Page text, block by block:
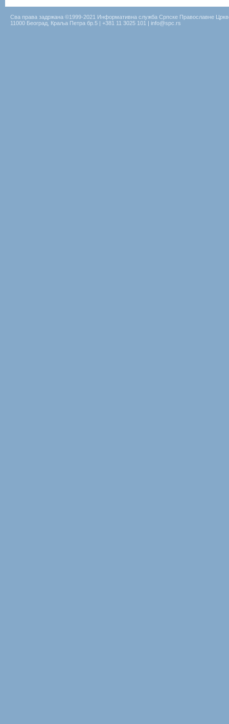
Сва права задржана ©1999-2021 Информативна служба Српске Православне
11000 Београд, Краља Петра бр.5 | +381 11 3025 101 | info@spc.rs